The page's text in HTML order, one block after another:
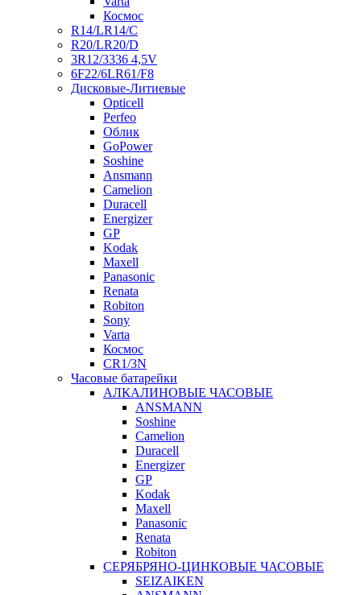
Космос
R14/LR14/C
R20/LR20/D
3R12/3336 4,5V
6F22/6LR61/F8
Дисковые-Литиевые
Opticell
Perfeo
Облик
GoPower
Soshine
Ansmann
Camelion
Duracell
Energizer
GP
Kodak
Maxell
Panasonic
Renata
Robiton
Sony
Varta
Космос
CR1/3N
Часовые батарейки
АЛКАЛИНОВЫЕ ЧАСОВЫЕ
ANSMANN
Soshine
Camelion
Duracell
Energizer
GP
Kodak
Maxell
Panasonic
Renata
Robiton
СЕРЯБРЯНО-ЦИНКОВЫЕ ЧАСОВЫЕ
SEIZAIKEN